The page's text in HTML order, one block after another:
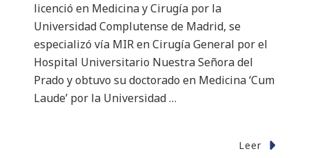
licenció en Medicina y Cirugía por la
Universidad Complutense de Madrid, se
especializó vía MIR en Cirugía General por el
Hospital Universitario Nuestra Señora del
Prado y obtuvo su doctorado en Medicina ‘Cum
Laude’ por la Universidad …
Leer